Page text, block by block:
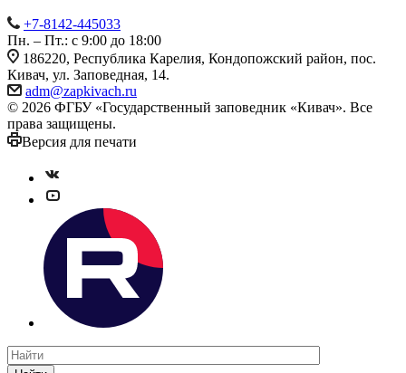
+7-8142-445033
Пн. – Пт.: с 9:00 до 18:00
186220, Республика Карелия, Кондопожский район, пос.
Кивач, ул. Заповедная, 14.
adm@zapkivach.ru
© 2026 ФГБУ «Государственный заповедник «Кивач». Все
права защищены.
Версия для печати